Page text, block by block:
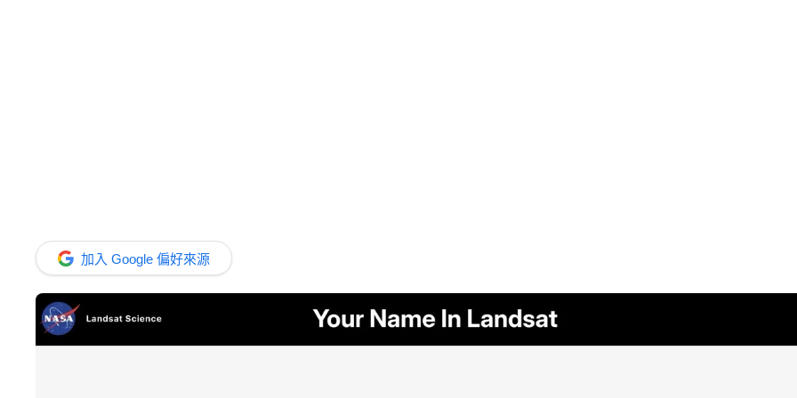
加入 Google 偏好來源